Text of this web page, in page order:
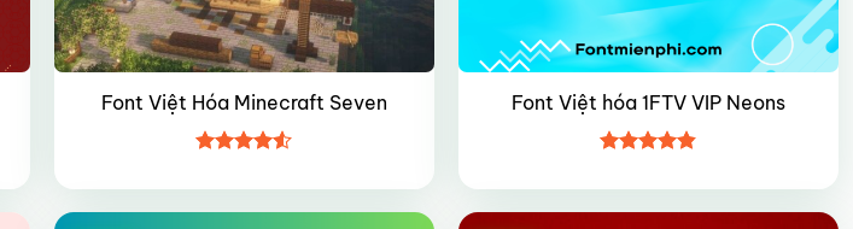
Font Việt Hóa Minecraft Seven
hạng4.5
Font Việt hóa 1FTV VIP Neons
hạng4.85